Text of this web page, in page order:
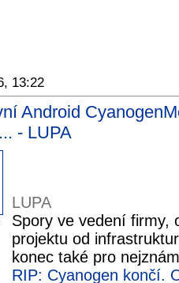
13:22
Android
- LUPA
LUPA
Spory ve vedení firmy,
projektu od
konec také pro
RIP: Cyanogen končí.